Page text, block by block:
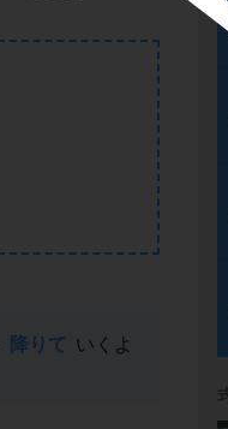
降りて いくよ